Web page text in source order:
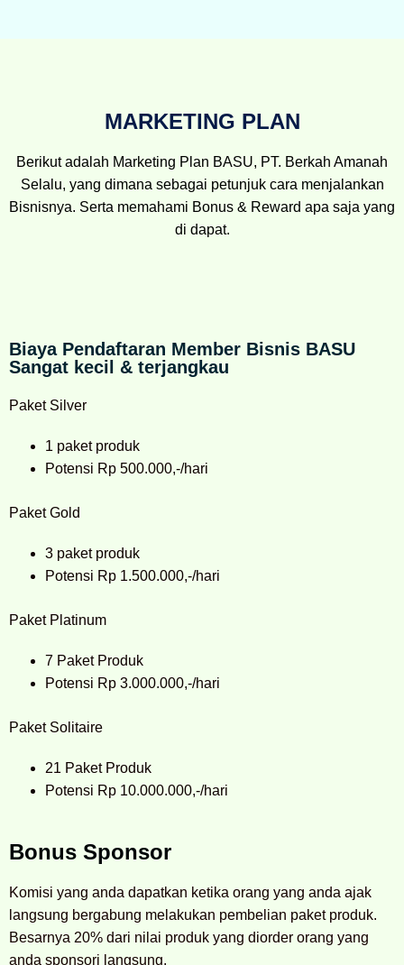
MARKETING PLAN
Berikut adalah Marketing Plan BASU, PT. Berkah Amanah
Selalu, yang dimana sebagai petunjuk cara menjalankan
Bisnisnya. Serta memahami Bonus & Reward apa saja yang
di dapat.
Biaya Pendaftaran Member Bisnis BASU
Sangat kecil & terjangkau
Paket Silver
1 paket produk
Potensi Rp 500.000,-/hari
Paket Gold
3 paket produk
Potensi Rp 1.500.000,-/hari
Paket Platinum
7 Paket Produk
Potensi Rp 3.000.000,-/hari
Paket Solitaire
21 Paket Produk
Potensi Rp 10.000.000,-/hari
Bonus Sponsor
Komisi yang anda dapatkan ketika orang yang anda ajak
langsung bergabung melakukan pembelian paket produk.
Besarnya 20% dari nilai produk yang diorder orang yang
anda sponsori langsung.